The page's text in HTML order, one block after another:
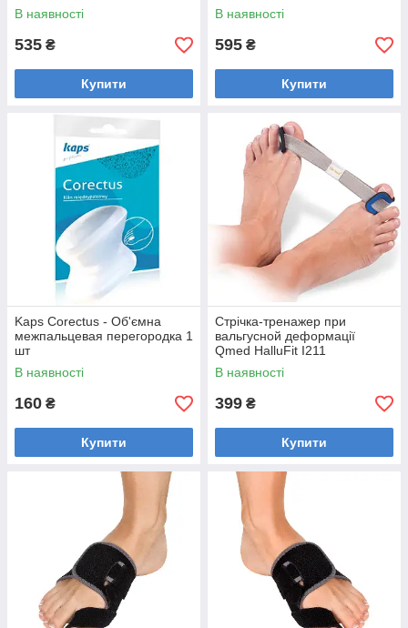
В наявності
535 ₴
Купити
В наявності
595 ₴
Купити
Kaps Corectus - Об'ємна
межпальцевая перегородка 1
шт
В наявності
160 ₴
Купити
Стрічка-тренажер при
вальгусной деформації
Qmed HalluFit I211
В наявності
399 ₴
Купити